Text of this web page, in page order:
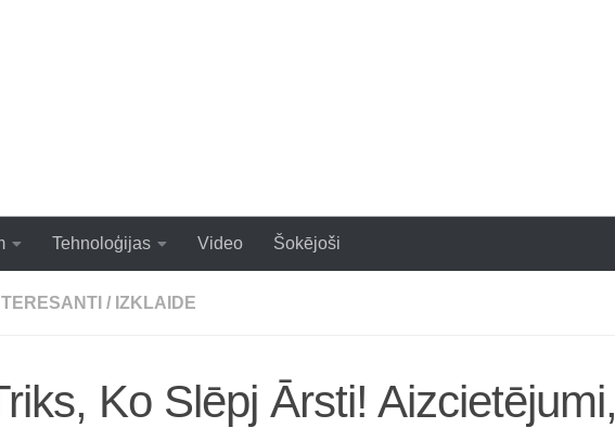
Tehnoloģijas Video Šokējoši
/ IZKLAIDE
Ko Slēpj Ārsti! Aizcietējumi,